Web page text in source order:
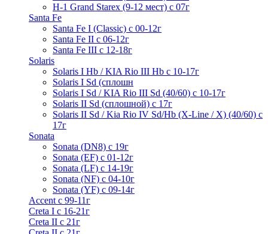
H-1 Grand Starex (9-12 мест) с 07г
Santa Fe
Santa Fe I (Classic) с 00-12г
Santa Fe II с 06-12г
Santa Fe III c 12-18г
Solaris
Solaris I Hb / KIA Rio III Hb с 10-17г
Solaris I Sd (сплошн
Solaris I Sd / KIA Rio III Sd (40/60) с 10-17г
Solaris II Sd (сплошной) с 17г
Solaris II Sd / Kia Rio IV Sd/Hb (X-Line / X) (40/60) с
17г
Sonata
Sonata (DN8) с 19г
Sonata (EF) с 01-12г
Sonata (LF) с 14-19г
Sonata (NF) с 04-10г
Sonata (YF) с 09-14г
Accent с 99-11г
Creta I с 16-21г
Creta II с 21г